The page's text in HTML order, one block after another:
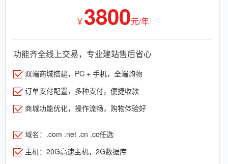
￥3800元/年
功能齐全线上交易，专业建站售后省心
双端商城搭建，PC + 手机，全端购物
订单支付配置，多种支付，便捷收款
商城功能优化，操作流畅，购物体验好
域名：.com .net .cn .cc任选
主机：20G高速主机，2G数据库